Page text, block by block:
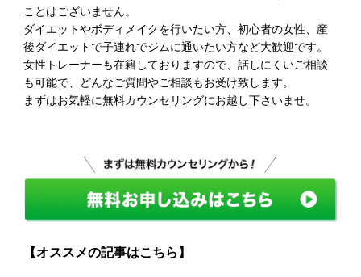
ことはございません。
ダイエットやボディメイクを行いたい方、初心者の女性、産
後ダイエットで子連れでジムに通いたい方など大歓迎です。
女性トレーナーも在籍しておりますので、話しにくいご相談
も可能で、どんなご質問やご相談もお受け致します。
まずはお気軽に無料カウンセリングにお越し下さいませ。
【オススメの記事はこちら】